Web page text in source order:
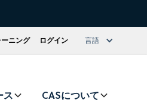
ーニング ログイン 言語
ス CASについて